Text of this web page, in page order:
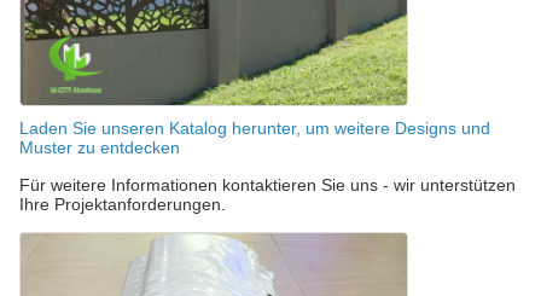
Laden Sie unseren Katalog herunter, um weitere Designs und
Muster zu entdecken
Für weitere Informationen kontaktieren Sie uns - wir unterstützen
Ihre Projektanforderungen.